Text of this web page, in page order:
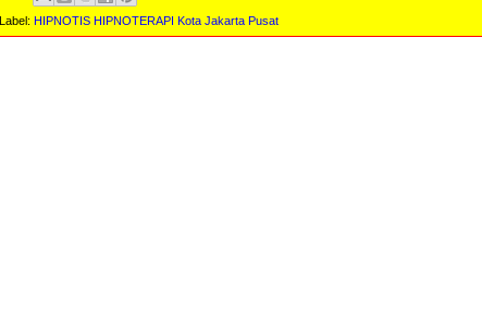
Label: HIPNOTIS HIPNOTERAPI Kota Jakarta Pusat